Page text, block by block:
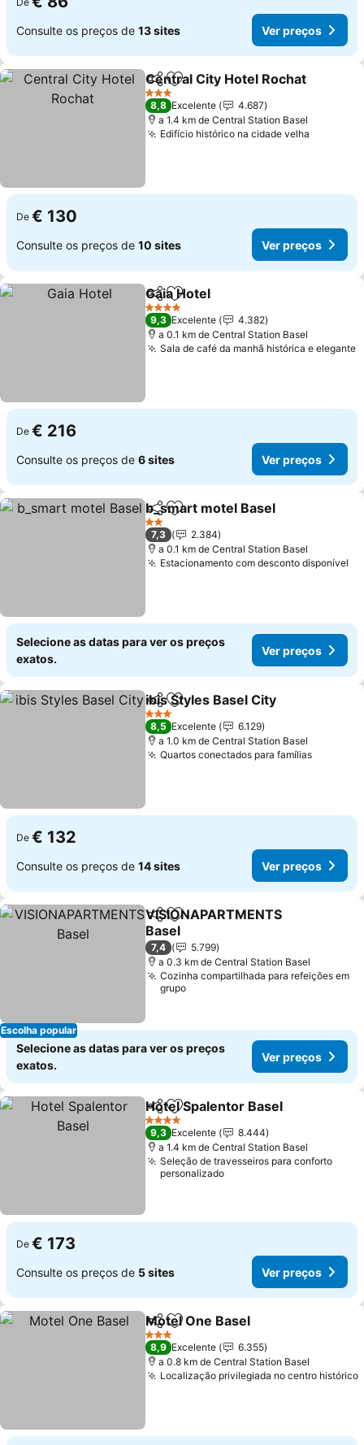
Consulte os preços de 13 sites Ver preços
PartilharAdicionar aos favoritos
Central City Hotel Rochat
3 Estrelas
8,8 Excelente
4.687
a 1.4 km de Central Station Basel
Edifício histórico na cidade velha
De € 130
Consulte os preços de 10 sites Ver preços
PartilharAdicionar aos favoritos
Gaia Hotel
4 Estrelas
9,3 Excelente
4.382
a 0.1 km de Central Station Basel
Sala de café da manhã histórica e elegante
De € 216
Consulte os preços de 6 sites Ver preços
PartilharAdicionar aos favoritos
b_smart motel Basel
2 Estrelas
7,3
2.384
a 0.1 km de Central Station Basel
Estacionamento com desconto disponível
Selecione as datas para ver os preços
exatos.
Ver preços
PartilharAdicionar aos favoritos
ibis Styles Basel City
3 Estrelas
8,5 Excelente
6.129
a 1.0 km de Central Station Basel
Quartos conectados para famílias
De € 132
Consulte os preços de 14 sites Ver preços
Escolha popular
PartilharAdicionar aos favoritos
VISIONAPARTMENTS
Basel
7,4
5.799
a 0.3 km de Central Station Basel
Cozinha compartilhada para refeições em
grupo
Selecione as datas para ver os preços
exatos.
Ver preços
PartilharAdicionar aos favoritos
Hotel Spalentor Basel
4 Estrelas
9,3 Excelente
8.444
a 1.4 km de Central Station Basel
Seleção de travesseiros para conforto
personalizado
De € 173
Consulte os preços de 5 sites Ver preços
PartilharAdicionar aos favoritos
Motel One Basel
3 Estrelas
8,9 Excelente
6.355
a 0.8 km de Central Station Basel
Localização privilegiada no centro histórico